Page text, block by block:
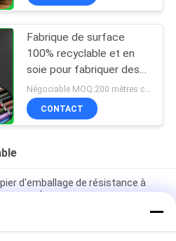
Fabrique de surface
100% recyclable et en
soie pour fabriquer des
vêtements ou des sacs
CONTACT
d'emballage de résistance à
dur du papier d'emballage